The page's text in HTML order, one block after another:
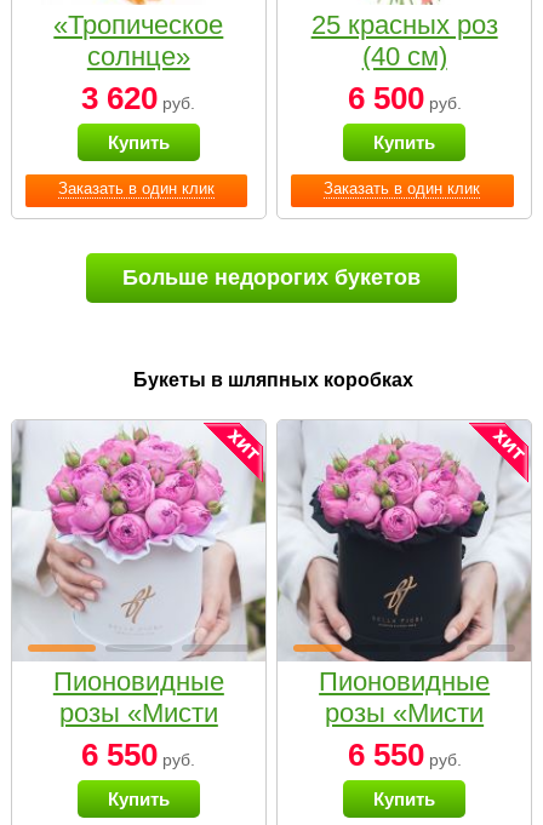
Заказать в один клик
«Тропическое
солнце»
3 620 руб.
Купить
Заказать в один клик
25 красных роз
(40 см)
6 500руб.
Купить
Больше недорогих букетов
Букеты в шляпных коробках
Пионовидные
розы «Мисти
бабблс» в белой
коробке Small
6 550 руб.
Купить
Пионовидные
розы «Мисти
бабблс» в
черной коробке
Small
6 550руб.
Купить